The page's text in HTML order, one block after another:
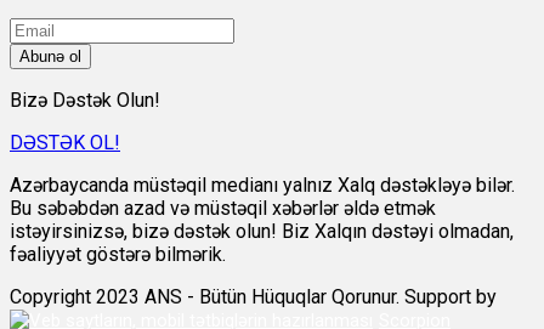
Abunə ol
Bizə Dəstək Olun!
DƏSTƏK OL!
Azərbaycanda müstəqil medianı yalnız Xalq dəstəkləyə bilər.
Bu səbəbdən azad və müstəqil xəbərlər əldə etmək
istəyirsinizsə, bizə dəstək olun! Biz Xalqın dəstəyi olmadan,
fəaliyyət göstərə bilmərik.
Copyright 2023 ANS - Bütün Hüquqlar Qorunur. Support by